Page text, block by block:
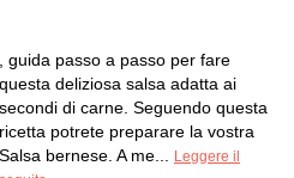
, guida passo a passo per fare
questa deliziosa salsa adatta ai
secondi di carne. Seguendo questa
ricetta potrete preparare la vostra
Salsa bernese. A me...
Leggere il